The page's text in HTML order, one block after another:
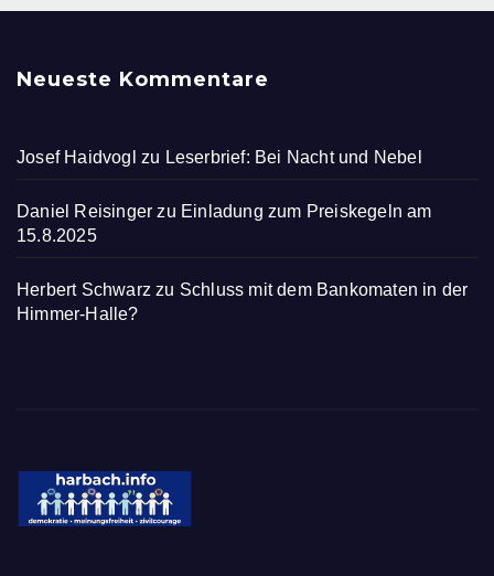
Neueste Kommentare
Josef Haidvogl zu Leserbrief: Bei Nacht und Nebel
Daniel Reisinger zu Einladung zum Preiskegeln am
15.8.2025
Herbert Schwarz zu Schluss mit dem Bankomaten in der
Himmer-Halle?